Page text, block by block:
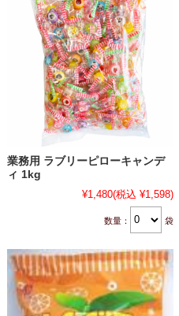
業務用 ラブリーピローキャンデ
ィ 1kg
¥1,480(税込 ¥1,598)
数量： 袋